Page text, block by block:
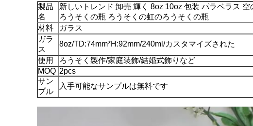
製品
名
新しいトレンド 卸売 輝く 8oz 10oz 包装 パラベラス
ろうそくの瓶 ろうそくの虹のろうそくの瓶
材料
ガラス
ガラ
ス
8oz/TD:74mm*H:92mm/240ml/カスタマイズされた
使用
ろうそく製作/家庭装飾/結婚式飾りなど
MOQ 2pcs
サン
プル
入手可能なサンプルは無料です